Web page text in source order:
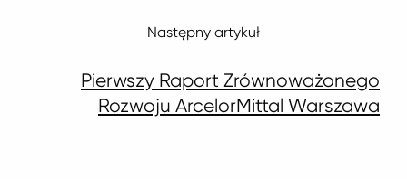
Następny artykuł
Pierwszy Raport Zrównoważonego
Rozwoju ArcelorMittal Warszawa